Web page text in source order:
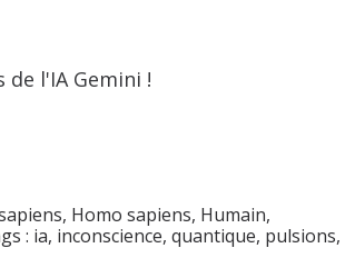
l'IA Gemini !
, Homo sapiens, Humain,
: ia, inconscience, quantique, pulsions,